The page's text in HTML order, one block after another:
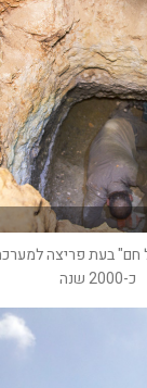
בעת פריצה
כ-2000 שנה